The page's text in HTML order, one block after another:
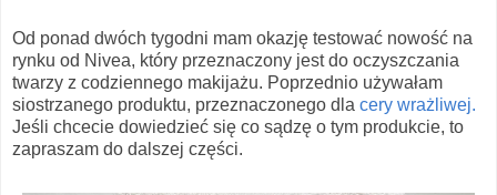
Od ponad dwóch tygodni mam okazję testować nowość na
rynku od Nivea, który przeznaczony jest do oczyszczania
twarzy z codziennego makijażu. Poprzednio używałam
siostrzanego produktu, przeznaczonego dla cery wrażliwej.
Jeśli chcecie dowiedzieć się co sądzę o tym produkcie, to
zapraszam do dalszej części.